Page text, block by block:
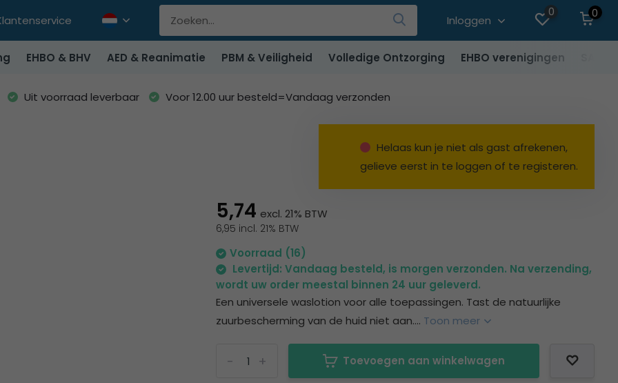
Inloggen
0
0
EHBO & BHV AED & Reanimatie PBM & Veiligheid Volledige Ontzorging EHBO verenigingen
Uit voorraad leverbaar Voor 12.00 uur besteld=Vandaag verzonden
Helaas kun je niet als gast afrekenen,
gelieve eerst in te loggen of te registeren.
5,74 excl. 21% BTW
6,95 incl. 21% BTW
Voorraad (16)
Levertijd: Vandaag besteld, is morgen verzonden. Na verzending,
wordt uw order meestal binnen 24 uur geleverd.
Een universele waslotion voor alle toepassingen. Tast de natuurlijke
zuurbescherming van de huid niet aan.... Toon meer
+
- Toevoegen aan winkelwagen